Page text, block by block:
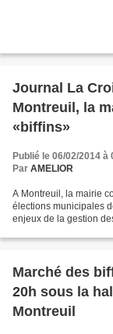
Journal La
Montreuil, la
«biffins»
Publié le 06/02/2014 à
Par AMELIOR
A Montreuil, la mairie
élections municipales
enjeux de la gestion
Marché des
20h sous la
Montreuil